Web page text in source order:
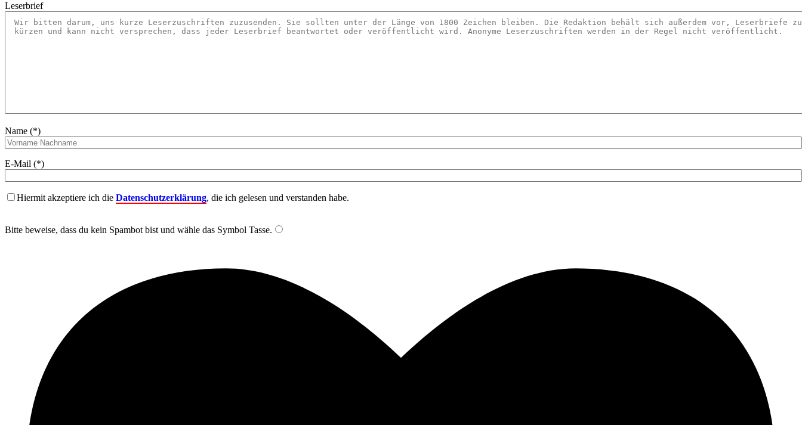
Leserbrief
Name (*)
E-Mail (*)
Hiermit akzeptiere ich die Datenschutzerklärung, die ich gelesen und verstanden habe.
Bitte beweise, dass du kein Spambot bist und wähle das Symbol Tasse.